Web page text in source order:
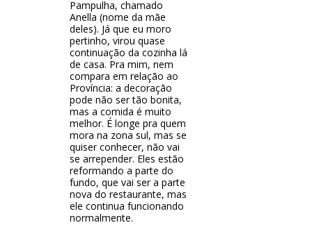
Pampulha, chamado
Anella (nome da mãe
deles). Já que eu moro
pertinho, virou quase
continuação da cozinha lá
de casa. Pra mim, nem
compara em relação ao
Província: a decoração
pode não ser tão bonita,
mas a comida é muito
melhor. É longe pra quem
mora na zona sul, mas se
quiser conhecer, não vai
se arrepender. Eles estão
reformando a parte do
fundo, que vai ser a parte
nova do restaurante, mas
ele continua funcionando
normalmente.